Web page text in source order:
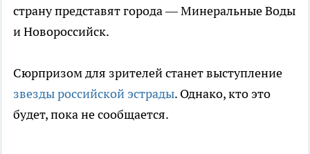
страну представят города — Минеральные Воды
и Новороссийск.
Сюрпризом для зрителей станет выступление
звезды российской эстрады. Однако, кто это
будет, пока не сообщается.